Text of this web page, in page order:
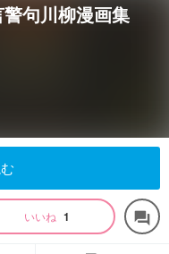
句川柳漫画集
いいね 1 forum